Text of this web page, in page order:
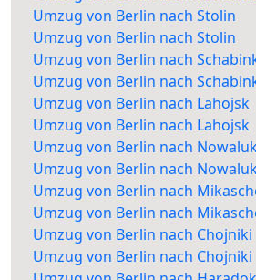
Umzug von Berlin nach Stolin
Umzug von Berlin nach Stolin
Umzug von Berlin nach
Umzug von Berlin nach
Umzug von Berlin nach Lahojsk
Umzug von Berlin nach Lahojsk
Umzug von Berlin nach
Umzug von Berlin nach
Umzug von Berlin nach
Umzug von Berlin nach
Umzug von Berlin nach Chojniki
Umzug von Berlin nach Chojniki